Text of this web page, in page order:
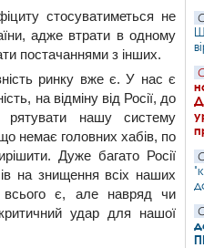
стосуватиметься не
адже втрати в одному
постачаннями з інших.
ринку вже є. У нас є
на відміну від Росії, до
рятувати нашу систему
немає головних хабів, по
Дуже багато Росії
на знищення всіх наших
є, але навряд чи
удар для нашої